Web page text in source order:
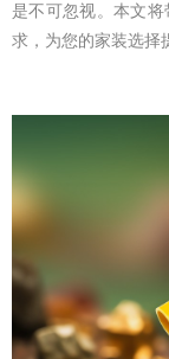
是不可忽视。本文
求，为您的家装选择